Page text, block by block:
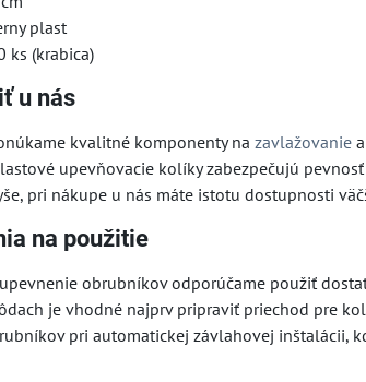
plast
ks (krabica)
u nás
kvalitné komponenty nazavlažovanie
upevňovacie kolíky zabezpečujú
pri nákupe u nás máte istotu dostupnosti
na použitie
obrubníkov odporúčame použiť
je vhodné najprv pripraviť priechod pre
pri automatickej závlahovej inštalácii,